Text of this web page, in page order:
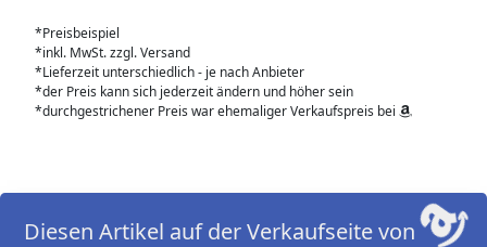
*Preisbeispiel
*inkl. MwSt. zzgl. Versand
*Lieferzeit unterschiedlich - je nach Anbieter
*der Preis kann sich jederzeit ändern und höher sein
*durchgestrichener Preis war ehemaliger Verkaufspreis bei
Diesen Artikel auf der Verkaufseite von